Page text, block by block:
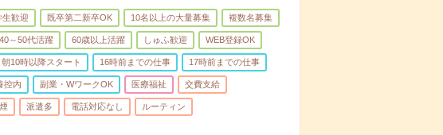
生歓迎 既卒第二新卒OK 10名以上の大量募集 複数名募集
40～50代活躍 60歳以上活躍 しゅふ歓迎 WEB登録OK
朝10時以降スタート 16時前までの仕事 17時前までの仕事
控内 副業・WワークOK 医療福祉 交費支給
派遣多 電話対応なし ルーティン